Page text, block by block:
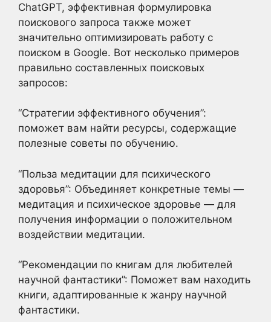
ChatGPT, эффективная формулировка
поискового запроса также может
значительно оптимизировать работу с
поиском в Google. Вот несколько примеров
правильно составленных поисковых
запросов:
“Стратегии эффективного обучения”:
поможет вам найти ресурсы, содержащие
полезные советы по обучению.
“Польза медитации для психического
здоровья”: Объединяет конкретные темы —
медитация и психическое здоровье — для
получения информации о положительном
воздействии медитации.
“Рекомендации по книгам для любителей
научной фантастики”: Поможет вам находить
книги, адаптированные к жанру научной
фантастики.